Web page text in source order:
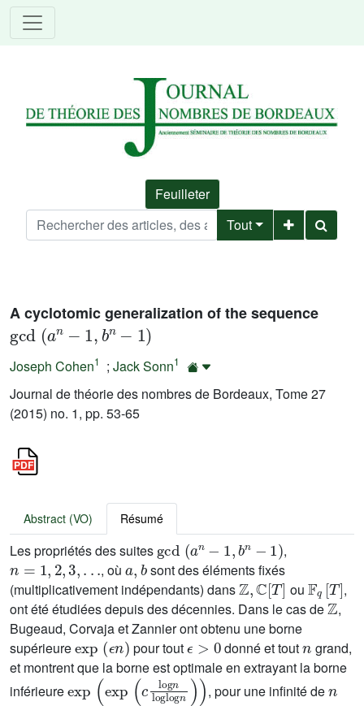
Feuilleter
Tout
A cyclotomic generalization of the sequence
gcd(an-1,bn-1)
Joseph Cohen1 ; Jack Sonn1
Journal de théorie des nombres de Bordeaux, Tome 27
(2015) no. 1, pp. 53-65
Abstract (VO) Résumé
Les propriétés des suites
gcd(an-1,bn-1)
,
n=1,2,3,...
, où
a,b
sont des éléments fixés
(multiplicativement indépendants) dans
ℤ,ℂ[T]
ou
,
ont été étudiées depuis des décennies. Dans le cas de
ℤ
,
Bugeaud, Corvaja et Zannier ont obtenu une borne
supérieure
exp(ϵn)
pour tout
ϵ>0
donné et tout
grand,
et montrent que la borne est optimale en extrayant la borne
inférieure
exp(exp(clognloglogn))
, pour une infinité de
n